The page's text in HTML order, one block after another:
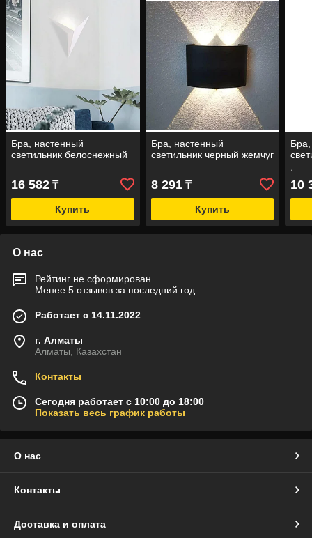
Бра, настенный
светильник белоснежный
16 582 ₸
Купить
Бра, настенный
светильник черный жемчуг
8 291₸
Купить
,
10
О нас
Рейтинг не сформирован
Менее 5 отзывов за последний год
Работает с 14.11.2022
г. Алматы
Алматы, Казахстан
Контакты
Сегодня работает с 10:00 до 18:00
Показать весь график работы
О нас
Контакты
Доставка и оплата